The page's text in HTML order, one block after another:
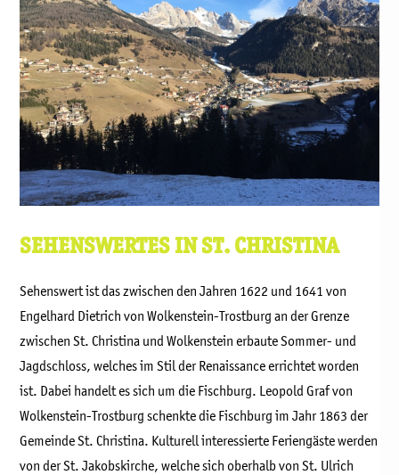
SEHENSWERTES IN ST. CHRISTINA
Sehenswert ist das zwischen den Jahren 1622 und 1641 von
Engelhard Dietrich von Wolkenstein-Trostburg an der Grenze
zwischen St. Christina und Wolkenstein erbaute Sommer- und
Jagdschloss, welches im Stil der Renaissance errichtet worden
ist. Dabei handelt es sich um die Fischburg. Leopold Graf von
Wolkenstein-Trostburg schenkte die Fischburg im Jahr 1863 der
Gemeinde St. Christina. Kulturell interessierte Feriengäste werden
von der St. Jakobskirche, welche sich oberhalb von St. Ulrich